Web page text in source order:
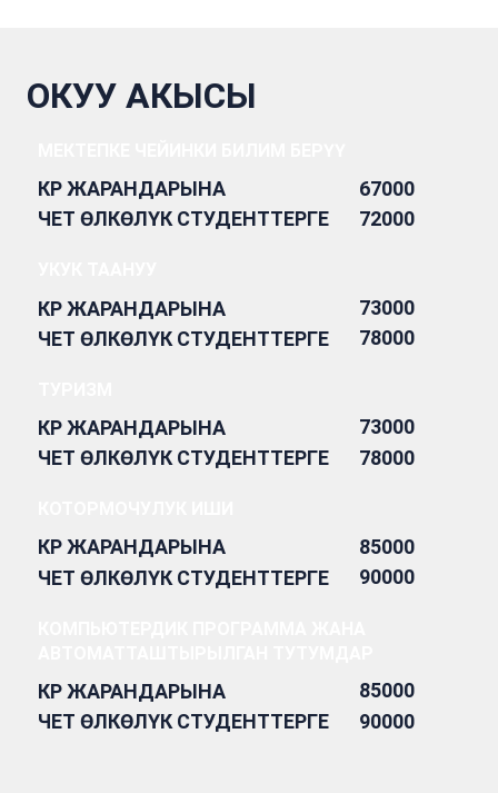
ОКУУ АКЫСЫ
КР ЖАРАНДАРЫНА
67000
ЧЕТ ӨЛКӨЛҮК СТУДЕНТТЕРГЕ
72000
КР ЖАРАНДАРЫНА
73000
ЧЕТ ӨЛКӨЛҮК СТУДЕНТТЕРГЕ
78000
КР ЖАРАНДАРЫНА
73000
ЧЕТ ӨЛКӨЛҮК СТУДЕНТТЕРГЕ
78000
КР ЖАРАНДАРЫНА
85000
ЧЕТ ӨЛКӨЛҮК СТУДЕНТТЕРГЕ
90000
КР ЖАРАНДАРЫНА
85000
ЧЕТ ӨЛКӨЛҮК СТУДЕНТТЕРГЕ
90000